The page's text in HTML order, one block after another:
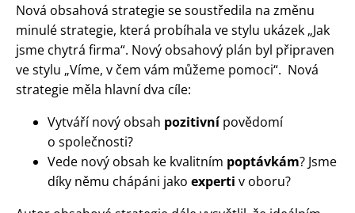
Nová obsahová strategie se soustředila na změnu
minulé strategie, která probíhala ve stylu ukázek „Jak
jsme chytrá firma“. Nový obsahový plán byl připraven
ve stylu „Víme, v čem vám můžeme pomoci“. Nová
strategie měla hlavní dva cíle:
Vytváří nový obsah pozitivnípovědomí
o společnosti?
Vede nový obsah ke kvalitním poptávkám? Jsme
díky němu chápáni jako experti v oboru?